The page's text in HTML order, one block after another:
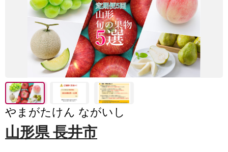
やまがたけん ながいし
山形県 長井市